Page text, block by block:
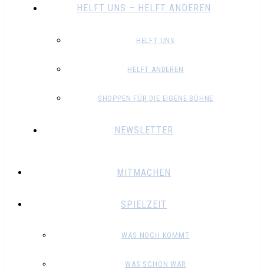
HELFT UNS – HELFT ANDEREN
HELFT UNS
HELFT ANDEREN
SHOPPEN FÜR DIE EIGENE BÜHNE
NEWSLETTER
MITMACHEN
SPIELZEIT
WAS NOCH KOMMT
WAS SCHON WAR